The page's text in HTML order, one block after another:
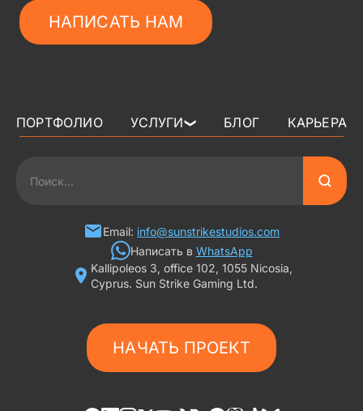
НАПИСАТЬ НАМ
ПОРТФОЛИО УСЛУГИ ❯ БЛОГ
КАРЬЕРА
ГРАФИКА ДЛЯ СЛОТОВ
3D ПЕРСОНАЖИ
ИГРОВАЯ РЕКЛАМА
НАЧАТЬ ПРОЕКТ
Email: info@sunstrikestudios.com
Написать в WhatsApp
Kallipoleos 3, office 102, 1055 Nicosia,
Cyprus. Sun Strike Gaming Ltd.